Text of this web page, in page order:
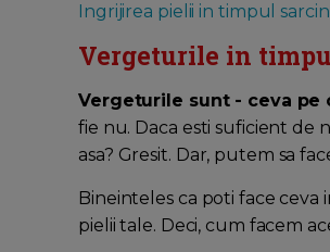
Ingrijirea pielii in timpul
Vergeturile in
Vergeturile sunt - ceva pe
fie nu. Daca esti suficient de
asa? Gresit. Dar, putem sa
Bineinteles ca poti face
pielii tale. Deci, cum facem